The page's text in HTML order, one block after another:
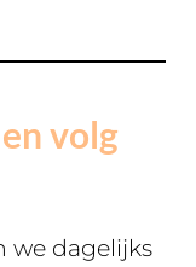
volg
we dagelijks